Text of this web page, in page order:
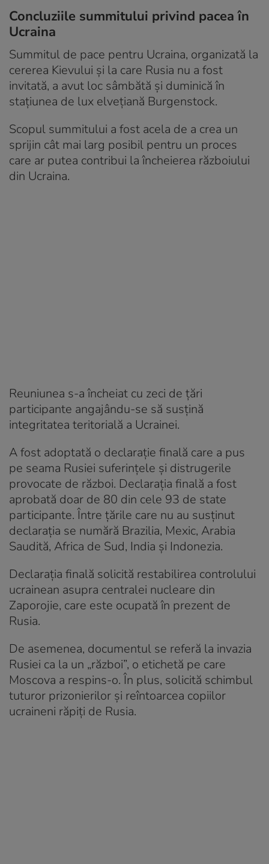
Concluziile summitului privind pacea în
Ucraina
Summitul de pace pentru Ucraina, organizată la
cererea Kievului şi la care Rusia nu a fost
invitată, a avut loc sâmbătă şi duminică în
staţiunea de lux elveţiană Burgenstock.
Scopul summitului a fost acela de a crea un
sprijin cât mai larg posibil pentru un proces
care ar putea contribui la încheierea războiului
din Ucraina.
Reuniunea s-a încheiat cu zeci de ţări
participante angajându-se să susţină
integritatea teritorială a Ucrainei.
A fost adoptată o declarație finală care a pus
pe seama Rusiei suferinţele şi distrugerile
provocate de război. Declaraţia finală a fost
aprobată doar de 80 din cele 93 de state
participante. Între ţările care nu au susţinut
declaraţia se numără Brazilia, Mexic, Arabia
Saudită, Africa de Sud, India şi Indonezia.
Declaraţia finală solicită restabilirea controlului
ucrainean asupra centralei nucleare din
Zaporojie, care este ocupată în prezent de
Rusia.
De asemenea, documentul se referă la invazia
Rusiei ca la un „război”, o etichetă pe care
Moscova a respins-o. În plus, solicită schimbul
tuturor prizonierilor şi reîntoarcea copiilor
ucraineni răpiţi de Rusia.